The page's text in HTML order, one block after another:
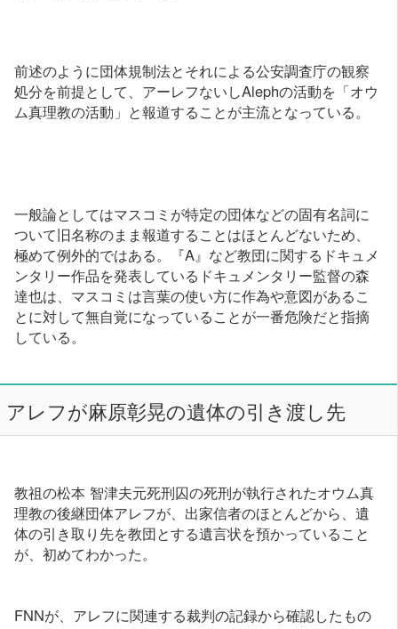
前述のように団体規制法とそれによる公安調査庁の観察
処分を前提として、アーレフないしAlephの活動を「オウ
ム真理教の活動」と報道することが主流となっている。
一般論としてはマスコミが特定の団体などの固有名詞に
ついて旧名称のまま報道することはほとんどないため、
極めて例外的ではある。『A』など教団に関するドキュメ
ンタリー作品を発表しているドキュメンタリー監督の森
達也は、マスコミは言葉の使い方に作為や意図があるこ
とに対して無自覚になっていることが一番危険だと指摘
している。
アレフが麻原彰晃の遺体の引き渡し先
教祖の松本 智津夫元死刑囚の死刑が執行されたオウム真
理教の後継団体アレフが、出家信者のほとんどから、遺
体の引き取り先を教団とする遺言状を預かっていること
が、初めてわかった。
FNNが、アレフに関連する裁判の記録から確認したもの